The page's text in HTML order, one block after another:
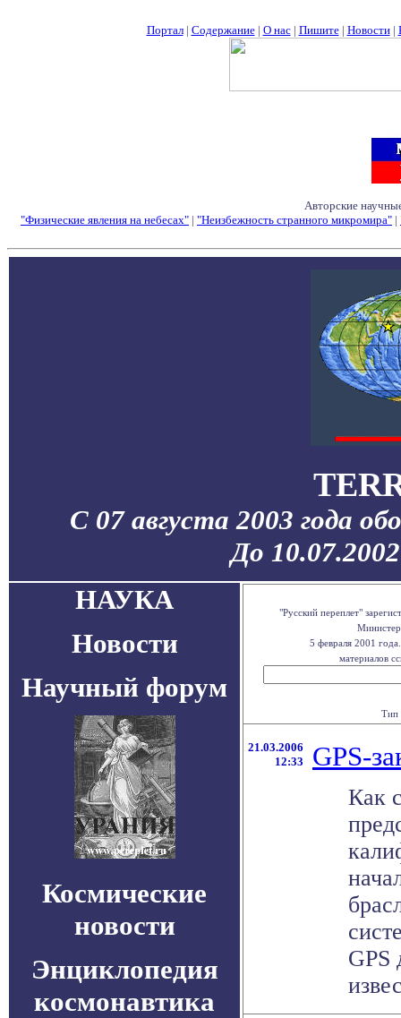
Портал| Содержание| О нас| Пишите| Новости|
Авторские
"Физические явления на небесах" | "Неизбежность странного микромира" |
С 07 августа 2003 года
До
НАУКА
Новости
Научный форум
Космические
новости
Энциклопедия
космонавтика
"Русский переплет"
5 февраля 2001
материалов
Тип
21.03.2006
12:33
GPS-
Как
GPS